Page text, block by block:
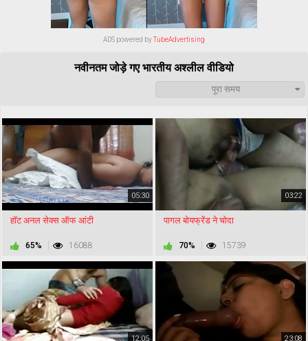
ADS powered byTubeAdvertising
नवीनतम जोड़े गए भारतीय अश्लील वीडियो
पूरा समय
05:30
हॉट अनल सेक्स ऑफ आंटी
65% 16088
03:22
पागल बोयफ्रेंड ने चोदा
70% 15739
12:05 23:08